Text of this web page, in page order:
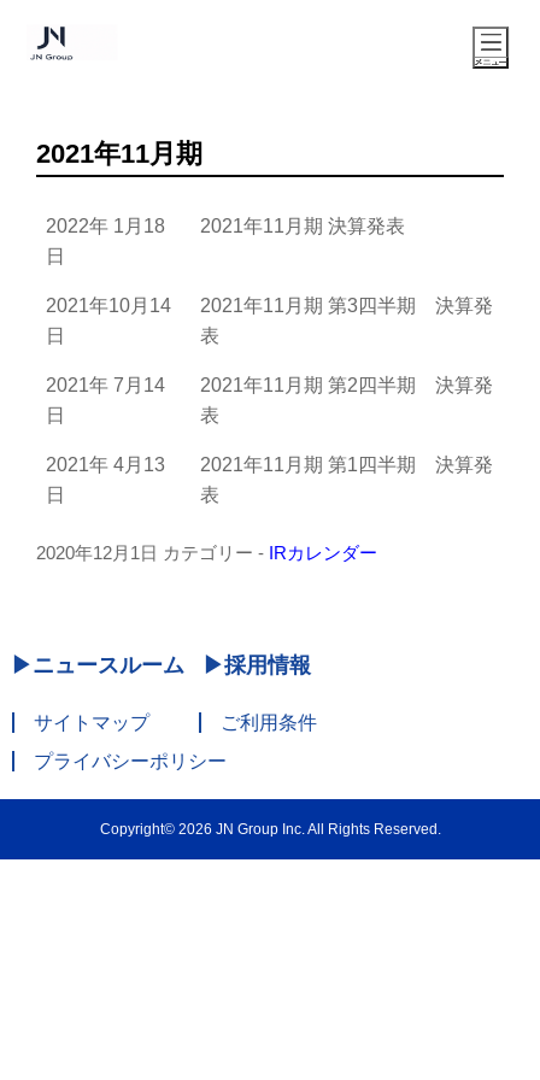
2021年11月期
2022年 1月18
日
2021年11月期 決算発表
2021年10月14
日
2021年11月期 第3四半期 決算発
表
2021年 7月14
日
2021年11月期 第2四半期 決算発
表
2021年 4月13
日
2021年11月期 第1四半期 決算発
表
2020年12月1日 カテゴリー - IRカレンダー
ニュースルーム 採用情報
サイトマップ
ご利用条件
プライバシーポリシー
Copyright© 2026 JN Group Inc. All Rights Reserved.